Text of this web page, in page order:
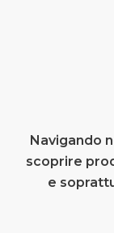
Navigando
scoprire
e